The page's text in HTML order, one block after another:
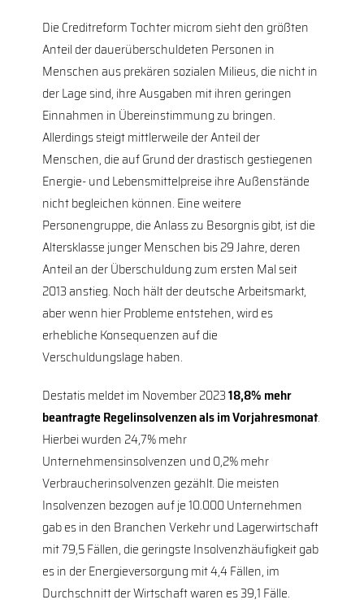
Die Creditreform Tochter microm sieht den größten
Anteil der dauerüberschuldeten Personen in
Menschen aus prekären sozialen Milieus, die nicht in
der Lage sind, ihre Ausgaben mit ihren geringen
Einnahmen in Übereinstimmung zu bringen.
Allerdings steigt mittlerweile der Anteil der
Menschen, die auf Grund der drastisch gestiegenen
Energie- und Lebensmittelpreise ihre Außenstände
nicht begleichen können. Eine weitere
Personengruppe, die Anlass zu Besorgnis gibt, ist die
Altersklasse junger Menschen bis 29 Jahre, deren
Anteil an der Überschuldung zum ersten Mal seit
2013 anstieg. Noch hält der deutsche Arbeitsmarkt,
aber wenn hier Probleme entstehen, wird es
erhebliche Konsequenzen auf die
Verschuldungslage haben.
Destatis meldet im November 202318,8% mehr
beantragte Regelinsolvenzen als im Vorjahresmonat.
Hierbei wurden 24,7% mehr
Unternehmensinsolvenzen und 0,2% mehr
Verbraucherinsolvenzen gezählt. Die meisten
Insolvenzen bezogen auf je 10.000 Unternehmen
gab es in den Branchen Verkehr und Lagerwirtschaft
mit 79,5 Fällen, die geringste Insolvenzhäufigkeit gab
es in der Energieversorgung mit 4,4 Fällen, im
Durchschnitt der Wirtschaft waren es 39,1 Fälle.